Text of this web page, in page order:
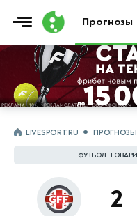
Прогнозы
LIVESPORT.RU
ФУТБОЛ.
2